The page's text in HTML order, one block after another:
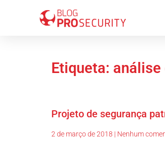
Etiqueta:
Projeto de segurança
2 de março de 2018 Nenhum